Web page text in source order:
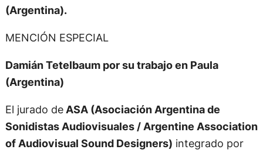
(Argentina).
MENCIÓN ESPECIAL
Damián Tetelbaum por su trabajo en Paula
(Argentina)
El jurado deASA (Asociación Argentina de
Sonidistas Audiovisuales / Argentine Association
of Audiovisual Sound Designers) integrado por